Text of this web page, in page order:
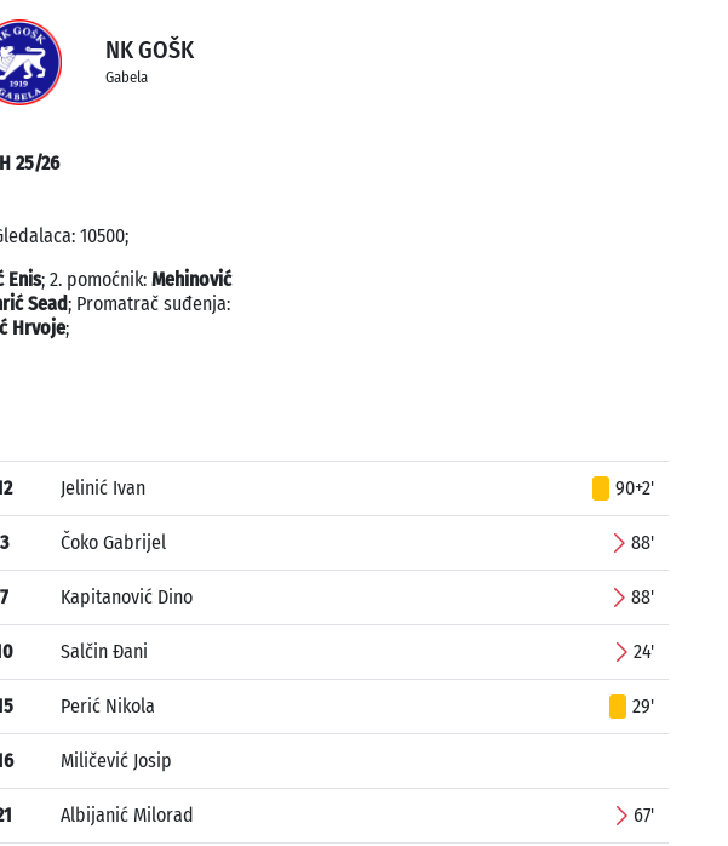
NK GOŠK
Gabela
25/26
10500;
Enis; 2. pomoćnik: Mehinović
Sead; Promatrač suđenja:
Hrvoje;
Jelinić Ivan 90+2'
3 Čoko Gabrijel 88'
7 Kapitanović Dino 88'
Salčin Đani 24'
Perić Nikola 29'
Miličević Josip
Albijanić Milorad 67'